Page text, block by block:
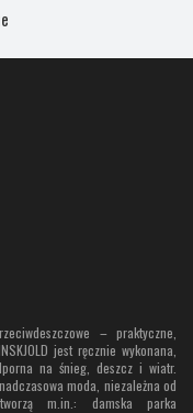
– praktyczne,
jest ręcznie wykonana,
na śnieg, deszcz i wiatr.
moda, niezależna od
m.in.: damska parka